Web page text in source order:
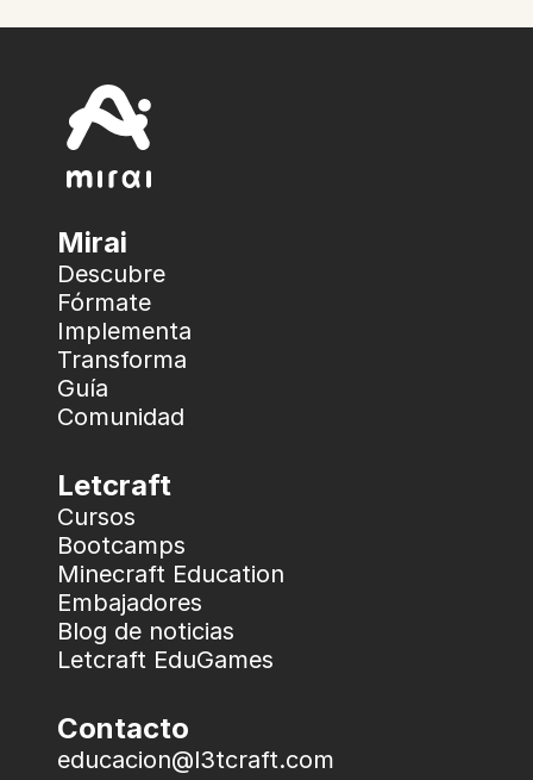
Mirai
Descubre
Fórmate
Implementa
Transforma
Guía
Comunidad
Letcraft
Cursos
Bootcamps
Minecraft Education
Embajadores
Blog de noticias
Letcraft EduGames
Contacto
educacion@l3tcraft.com